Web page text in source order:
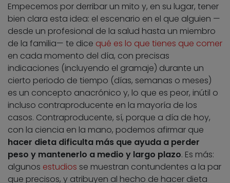
Empecemos por derribar un mito y, en su lugar, tener
bien clara esta idea: el escenario en el que alguien —
desde un profesional de la salud hasta un miembro
de la familia— te dice qué es lo que tienes que comer
en cada momento del día, con precisas
indicaciones (incluyendo el gramaje) durante un
cierto periodo de tiempo (días, semanas o meses)
es un concepto anacrónico y, lo que es peor, inútil o
incluso contraproducente en la mayoría de los
casos. Contraproducente, sí, porque a día de hoy,
con la ciencia en la mano, podemos afirmar que
hacer dieta dificulta más que ayuda a perder
peso y mantenerlo a medio y largo plazo. Es más:
algunos estudios se muestran contundentes a la par
que precisos, y atribuyen al hecho de hacer dieta